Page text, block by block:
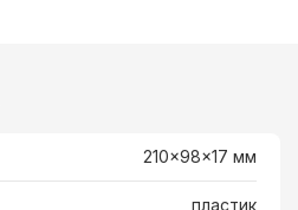
210x98x17 мм
пластик